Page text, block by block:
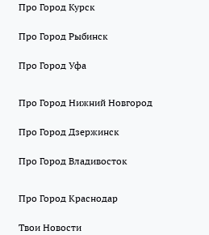
Про Город Курск
Про Город Рыбинск
Про Город Уфа
Про Город Нижний Новгород
Про Город Дзержинск
Про Город Владивосток
Про Город Краснодар
Твои Новости